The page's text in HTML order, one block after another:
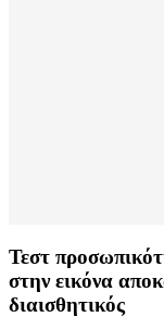
Τεστ
στην εικόνα
διαισθητικός